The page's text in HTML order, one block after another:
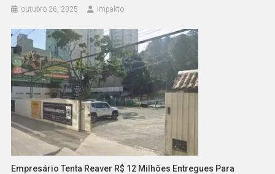
outubro 26, 2025 Impakto
Empresário Tenta Reaver R$ 12 Milhões Entregues Para